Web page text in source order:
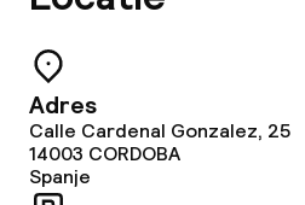
Adres
Calle Cardenal Gonzalez, 25
14003 CORDOBA
Spanje